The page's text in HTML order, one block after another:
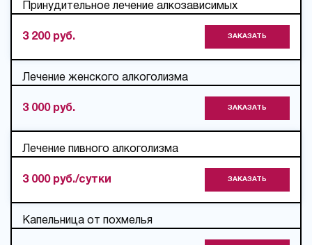
Принудительное лечение алкозависимых
3 200 руб. ЗАКАЗАТЬ
Лечение женского алкоголизма
3 000 руб. ЗАКАЗАТЬ
Лечение пивного алкоголизма
3 000 руб./сутки ЗАКАЗАТЬ
Капельница от похмелья